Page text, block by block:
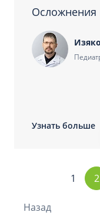
Осложнения
Узнать больше
Назад
1 2